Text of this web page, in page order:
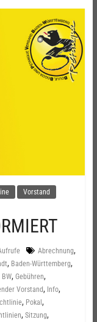
Vorstand
Abrechnung,
, Baden-Württemberg,
BW, Gebühren,
Vorstand, Info,
, Pokal ,
, Sitzung,